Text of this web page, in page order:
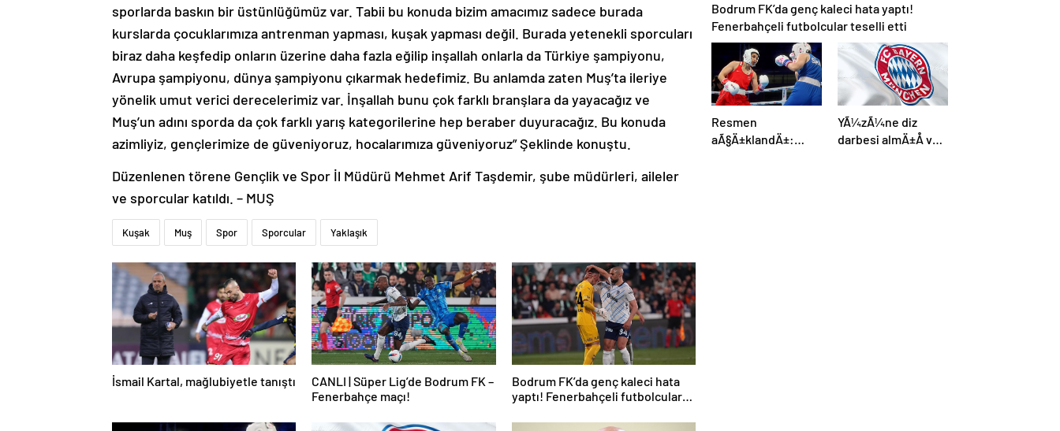
sporlarda baskın bir üstünlüğümüz var. Tabii bu konuda bizim amacımız sadece burada
kurslarda çocuklarımıza antrenman yapması, kuşak yapması değil. Burada yetenekli sporcuları
biraz daha keşfedip onların üzerine daha fazla eğilip inşallah onlarla da Türkiye şampiyonu,
Avrupa şampiyonu, dünya şampiyonu çıkarmak hedefimiz. Bu anlamda zaten Muş’ta ileriye
yönelik umut verici derecelerimiz var. İnşallah bunu çok farklı branşlara da yayacağız ve
Muş’un adını sporda da çok farklı yarış kategorilerine hep beraber duyuracağız. Bu konuda
azimliyiz, gençlerimize de güveniyoruz, hocalarımıza güveniyoruz” Şeklinde konuştu.
Düzenlenen törene Gençlik ve Spor İl Müdürü Mehmet Arif Taşdemir, şube müdürleri, aileler
ve sporcular katıldı. – MUŞ
Kuşak Muş Spor Sporcular Yaklaşık
İsmail Kartal, mağlubiyetle tanıştı
CANLI | Süper Lig’de Bodrum FK –
Fenerbahçe maçı!
Bodrum FK’da genç kaleci hata
yaptı! Fenerbahçeli futbolcular
Bodrum FK’da genç kaleci hata yaptı!
Fenerbahçeli futbolcular teselli etti
Resmen
aÃ§Ä±klandÄ±:
YÃ¼zÃ¼ne diz
darbesi almÄ±Å ve